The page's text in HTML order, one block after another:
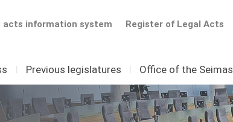
Register of Legal Acts
acts information system
I Previous legislatures I Office of the Seimas